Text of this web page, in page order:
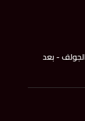
- بعد